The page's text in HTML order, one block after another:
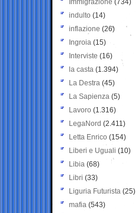
Immigrazione (734)
indulto (14)
inflazione (26)
Ingroia (15)
Interviste (16)
la casta (1.394)
La Destra (45)
La Sapienza (5)
Lavoro (1.316)
LegaNord (2.411)
Letta Enrico (154)
Liberi e Uguali (10)
Libia (68)
Libri (33)
Liguria Futurista (25)
mafia (543)